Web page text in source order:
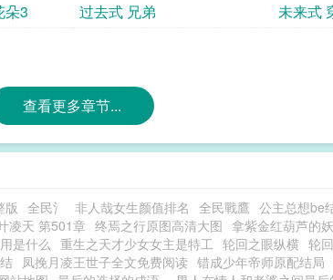
朵3 过去式 兄弟
未来式
查看更多章节...
版 全民氵 非人哉女生颜值排名 全民戰鷹 公主总想be
凌天 第501章 终焉之行原图高清大图 拿紫金红葫芦的
是什么 重生之天才少女女主是特工 轮回之眼纵横 轮
凤挽月凌王世子全文免费阅读 错成少年帝师原配结局